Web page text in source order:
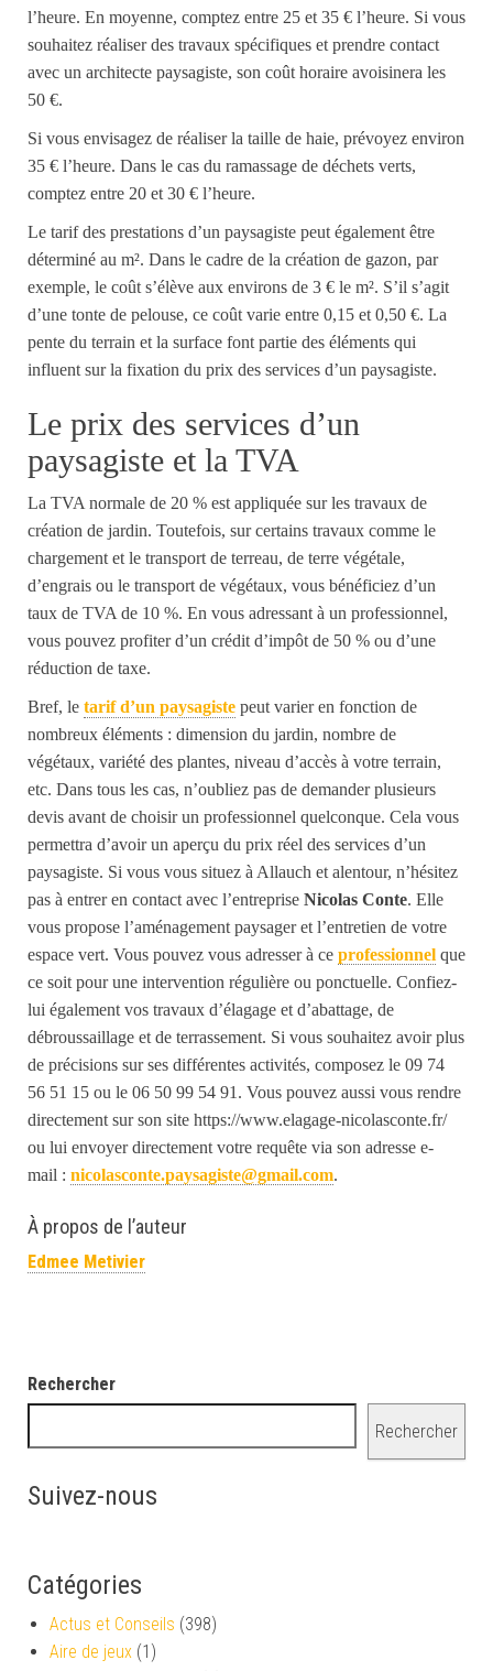
l’heure. En moyenne, comptez entre 25 et 35 € l’heure. Si vous
souhaitez réaliser des travaux spécifiques et prendre contact
avec un architecte paysagiste, son coût horaire avoisinera les
50 €.
Si vous envisagez de réaliser la taille de haie, prévoyez environ
35 € l’heure. Dans le cas du ramassage de déchets verts,
comptez entre 20 et 30 € l’heure.
Le tarif des prestations d’un paysagiste peut également être
déterminé au m². Dans le cadre de la création de gazon, par
exemple, le coût s’élève aux environs de 3 € le m². S’il s’agit
d’une tonte de pelouse, ce coût varie entre 0,15 et 0,50 €. La
pente du terrain et la surface font partie des éléments qui
influent sur la fixation du prix des services d’un paysagiste.
Le prix des services d’un
paysagiste et la TVA
La TVA normale de 20 % est appliquée sur les travaux de
création de jardin. Toutefois, sur certains travaux comme le
chargement et le transport de terreau, de terre végétale,
d’engrais ou le transport de végétaux, vous bénéficiez d’un
taux de TVA de 10 %. En vous adressant à un professionnel,
vous pouvez profiter d’un crédit d’impôt de 50 % ou d’une
réduction de taxe.
Bref, le tarif d’un paysagiste peut varier en fonction de
nombreux éléments : dimension du jardin, nombre de
végétaux, variété des plantes, niveau d’accès à votre terrain,
etc. Dans tous les cas, n’oubliez pas de demander plusieurs
devis avant de choisir un professionnel quelconque. Cela vous
permettra d’avoir un aperçu du prix réel des services d’un
paysagiste. Si vous vous situez à Allauch et alentour, n’hésitez
pas à entrer en contact avec l’entreprise Nicolas Conte. Elle
vous propose l’aménagement paysageret l’entretien de votre
espace vert. Vous pouvez vous adresser à ce professionnel que
ce soit pour une intervention régulière ou ponctuelle. Confiez-
lui également vos travaux d’élagage et d’abattage, de
débroussaillage et de terrassement. Si vous souhaitez avoir plus
de précisions sur ses différentes activités, composez le 09 74
56 51 15 ou le 06 50 99 54 91. Vous pouvez aussi vous rendre
directement sur son site https://www.elagage-nicolasconte.fr/
ou lui envoyer directement votre requête via son adresse e-
mail : nicolasconte.paysagiste@gmail.com.
À propos de l’auteur
Edmee Metivier
Rechercher
Rechercher
Suivez-nous
Catégories
Actus et Conseils (398)
Aire de jeux (1)